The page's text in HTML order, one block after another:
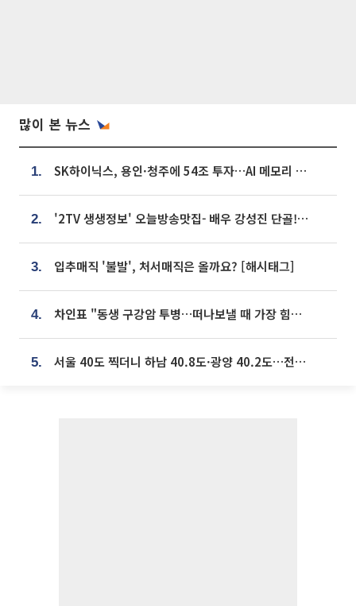
많이 본 뉴스
1. SK하이닉스, 용인·청주에 54조 투자…AI 메모리 생산기지 키운다
2. '2TV 생생정보' 오늘방송맛집- 배우 강성진 단골! 쌀국수ㆍ푸팟퐁 커리 맛집 '블○○○'
3. 입추매직 '불발', 처서매직은 올까요? [해시태그]
4. 차인표 "동생 구강암 투병…떠나보낼 때 가장 힘들었다”
5. 서울 40도 찍더니 하남 40.8도·광양 40.2도…전국 '펄펄'